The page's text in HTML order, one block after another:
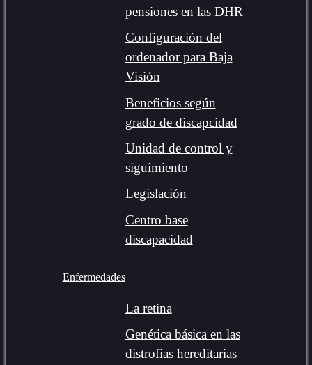
pensiones en las DHR
Configuración del
ordenador para Baja
Visión
Beneficios según
grado de discapcidad
Unidad de control y
siguimiento
Legislación
Centro base
discapacidad
Enfermedades
La retina
Genética básica en las
distrofias hereditarias